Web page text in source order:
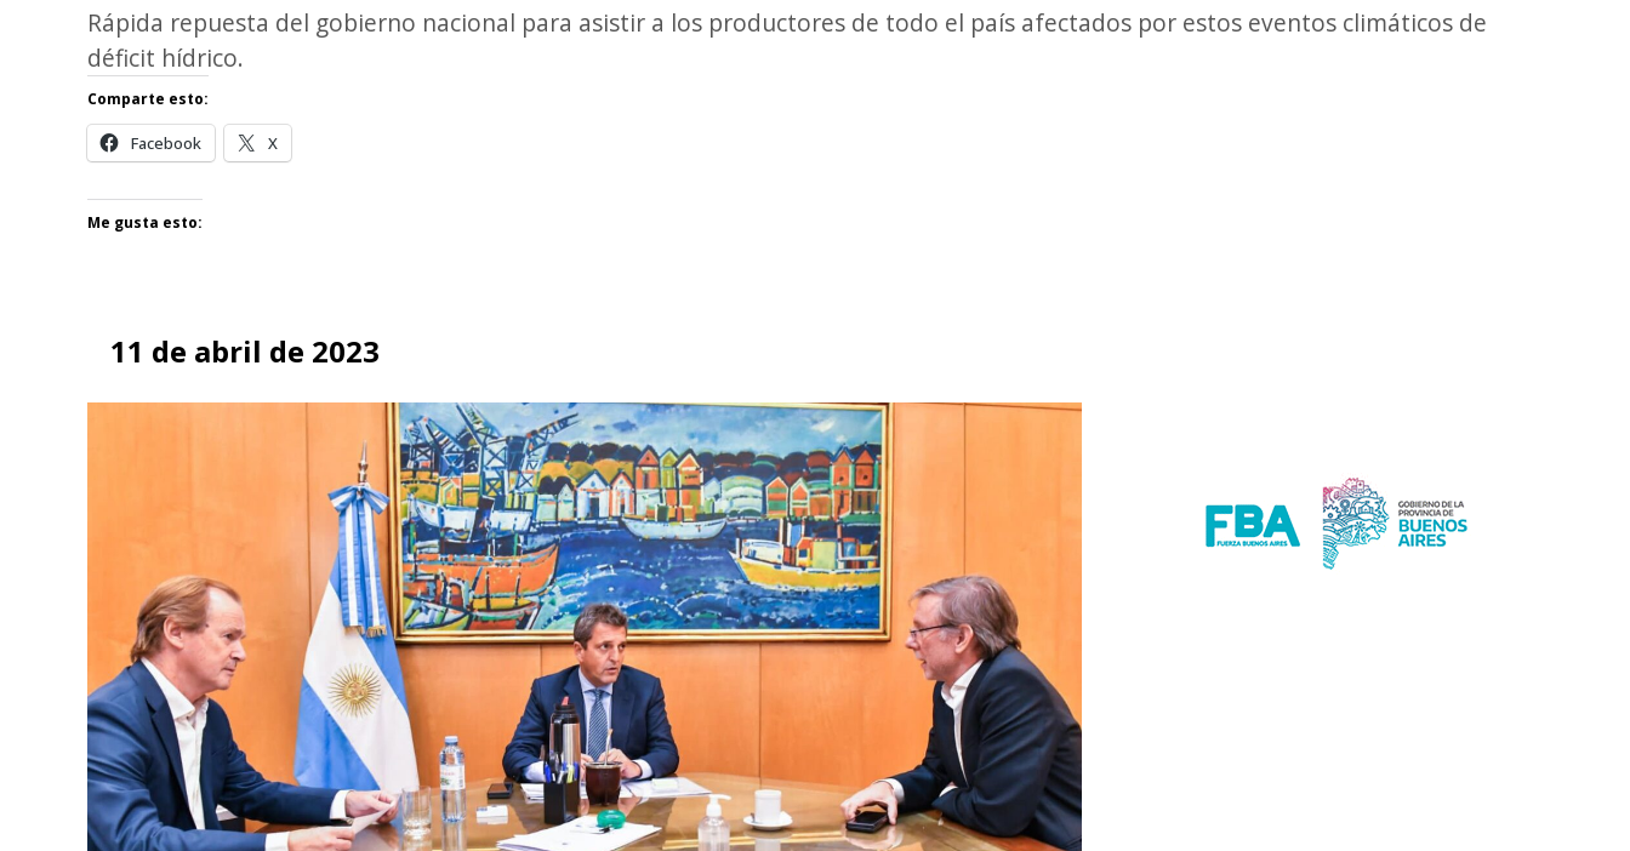
Rápida repuesta del gobierno nacional para asistir a los productores de todo el país afectados por estos eventos climáticos de
déficit hídrico.
Comparte esto:
Facebook X
Me gusta esto:
11 de abril de 2023